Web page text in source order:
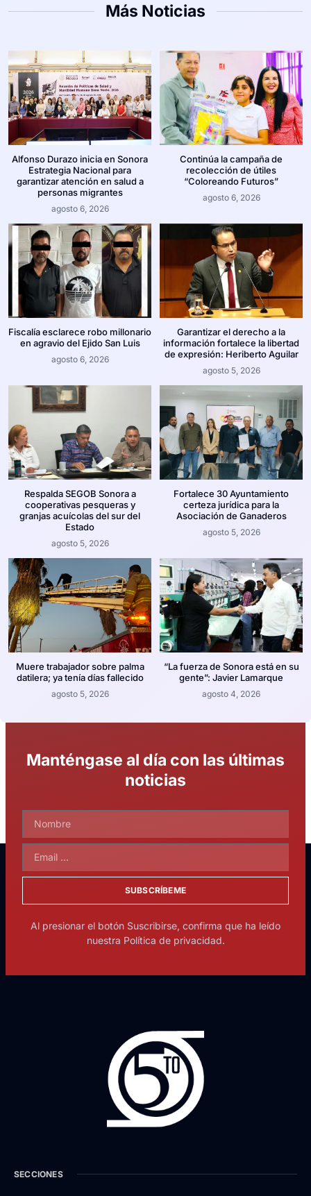
Más Noticias
Alfonso Durazo inicia en Sonora
Estrategia Nacional para
garantizar atención en salud a
personas migrantes
agosto 6, 2026
Continúa la campaña de
recolección de útiles
“Coloreando Futuros”
agosto 6, 2026
Fiscalía esclarece robo millonario
en agravio del Ejido San Luis
agosto 6, 2026
Garantizar el derecho a la
información fortalece la libertad
de expresión: Heriberto Aguilar
agosto 5, 2026
Respalda SEGOB Sonora a
cooperativas pesqueras y
granjas acuícolas del sur del
Estado
agosto 5, 2026
Fortalece 30 Ayuntamiento
certeza jurídica para la
Asociación de Ganaderos
agosto 5, 2026
Muere trabajador sobre palma
datilera; ya tenía días fallecido
agosto 5, 2026
“La fuerza de Sonora está en su
gente”: Javier Lamarque
agosto 4, 2026
Manténgase al día con las últimas
noticias
SUBSCRÍBEME
Al presionar el botón Suscribirse, confirma que ha leído
nuestra Política de privacidad.
SECCIONES